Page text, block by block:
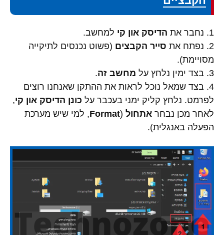
1. נחבר את הדיסק און קי למחשב.
2. נפתח את
סייר הקבצים (פשוט נכנסים לתיקייה
מסויימת).
3. בצד ימין נלחץ על
מחשב זה.
4. בצד שמאל נוכל לראות את ההתקן שאנחנו רוצים
לפרמט. נלחץ קליק ימני בעכבר על כונן הדיסק און קי,
לאחר מכן נבחר אתחול (
Format, למי שיש מערכת
הפעלה באנגלית).